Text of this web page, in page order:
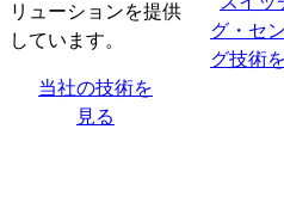
リューションを提供
しています。
当社の技術を
見る
グ・セ
グ技術